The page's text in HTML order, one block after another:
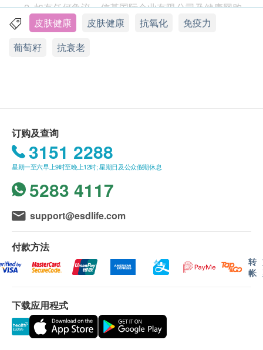
科研实证
1. 清除自由基，超强抗氧化[1]
实验证明，葡萄籽原花青素提取物能抑制约80%自由
grape seed proanthocyanidin extract in vitro. Res Commun Mol
Pathol Pharmacol. 1997 Feb;95(2):179-89. PMID: 9090754.
2. 抵抗紫外光，抑制黑色素生成[2]
葡萄籽原花青素提取物能够通过提高细胞活力、清除
蛋白质表达，具有潜在的光保护作用。
proanthocyanidins from grape seeds effectively inhibit ultraviolet-
induced melanogenesis of human melanocytes in vitro. Int J Mol
3. 淡化色斑[3]
实验证明，持续服用葡萄籽原花青素提取物能有效减
如有任何争议，信基国际企业有限公司及健康网购
Health.ESDlife 保留最终决议权。
送货条款：
不排除运送时间会因节日、交通或天气而有所影
响。当八号烈风讯号悬挂或黑色暴雨警告生效时，
送货服务时间将会延迟。
所有订单须视乎相关货品的供应情况再作最后确
认。倘若生活易未能提供任何订单上的货品，生活
电邮通知顾客再作安排出货事宜。
保用條款：
货品质量保证，于顾客收到产品当日起计，食用期
退换条款：
当顾客收取已订购之货品时，有责任检查货品是否
有损毁情况，一经确认签收，恕不接受退换。
皮肤健康 皮肤健康 抗氧化
免疫力
葡萄籽
抗衰老
订购及查询
3151 2288
星期一至六早上9时至晚上12时; 星期日及公众假期休息
5283 4117
support@esdlife.com
付款方法
转
帐
下载应用程式